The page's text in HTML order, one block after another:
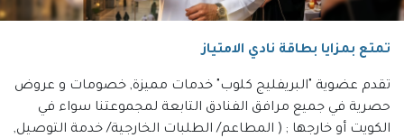
تمتع بمزايا بطاقة نادي الامتياز
تقدم عضوية "البريفليج كلوب" خدمات مميزة, خصومات و عروض
حصرية في جميع مرافق الفنادق التابعة لمجموعتنا سواء في
الكويت أو خارجها ; ( المطاعم/ الطلبات الخارجية/ خدمة التوصيل,
علاماتنا
التجارية
وظائف
اتصال